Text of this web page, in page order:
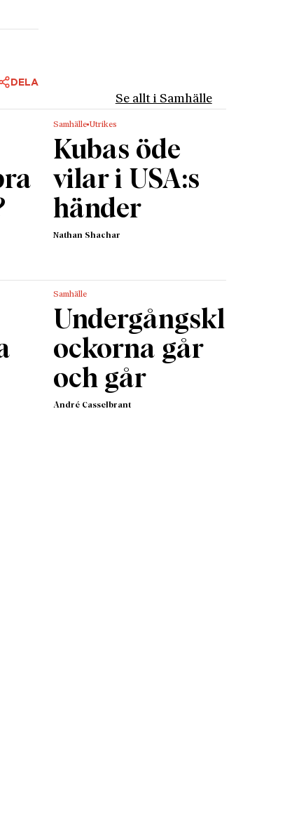
DELA
Se allt i Samhälle
Samhälle Utrikes
Kubas öde
vilar i USA:s
händer
Nathan Shachar
Samhälle
Undergångskl
ockorna går
och går
André Casselbrant